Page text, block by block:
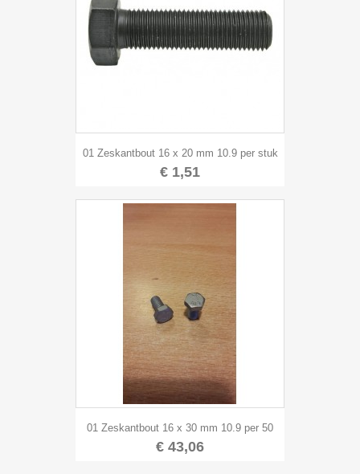
01 Zeskantbout 16 x 20 mm 10.9 per stuk
€ 1,51
01 Zeskantbout 16 x 30 mm 10.9 per 50
€ 43,06